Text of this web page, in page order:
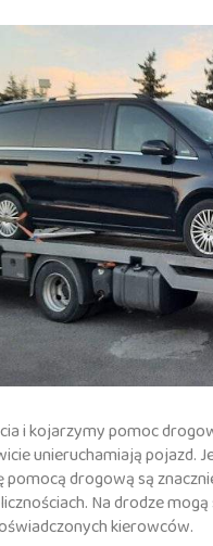
i kojarzymy pomoc
unieruchamiają pojazd.
drogową są
Na drodze
kierowców.